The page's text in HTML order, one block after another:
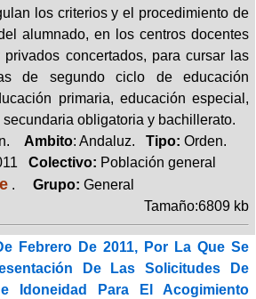
los criterios y el procedimiento de
alumnado, en los centros docentes
privados concertados, para cursar las
de segundo ciclo de educación
primaria, educación especial,
obligatoria y bachillerato.
Ambito: Andaluz. Tipo: Orden.
Colectivo: Población general
. Grupo: General
Tamaño:6809 kb
Febrero De 2011, Por La Que Se
De Las Solicitudes De
Idoneidad Para El Acogimiento